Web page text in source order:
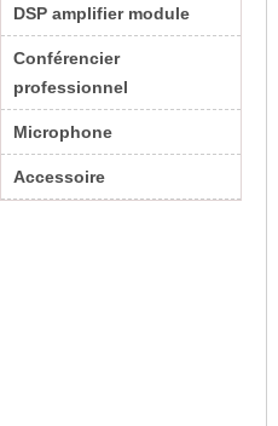
DSP amplifier module
Conférencier
professionnel
Microphone
Accessoire